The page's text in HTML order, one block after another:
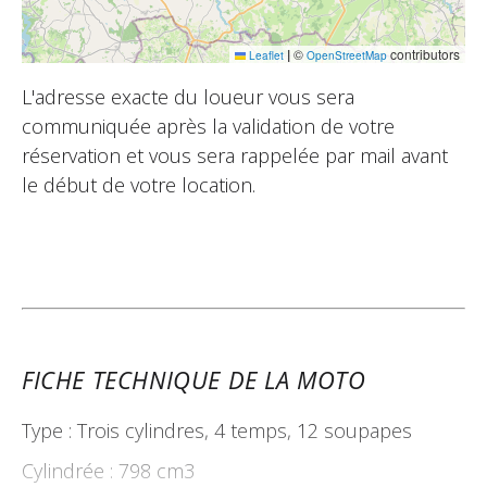
Leaflet |© OpenStreetMap contributors
L'adresse exacte du loueur vous sera
communiquée après la validation de votre
réservation et vous sera rappelée par mail avant
le début de votre location.
FICHE TECHNIQUE DE LA MOTO
Type : Trois cylindres, 4 temps, 12 soupapes
Cylindrée : 798 cm3